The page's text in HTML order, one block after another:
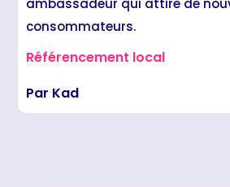
ambassadeur qui attire de
consommateurs.
Référencement local
Par Kad